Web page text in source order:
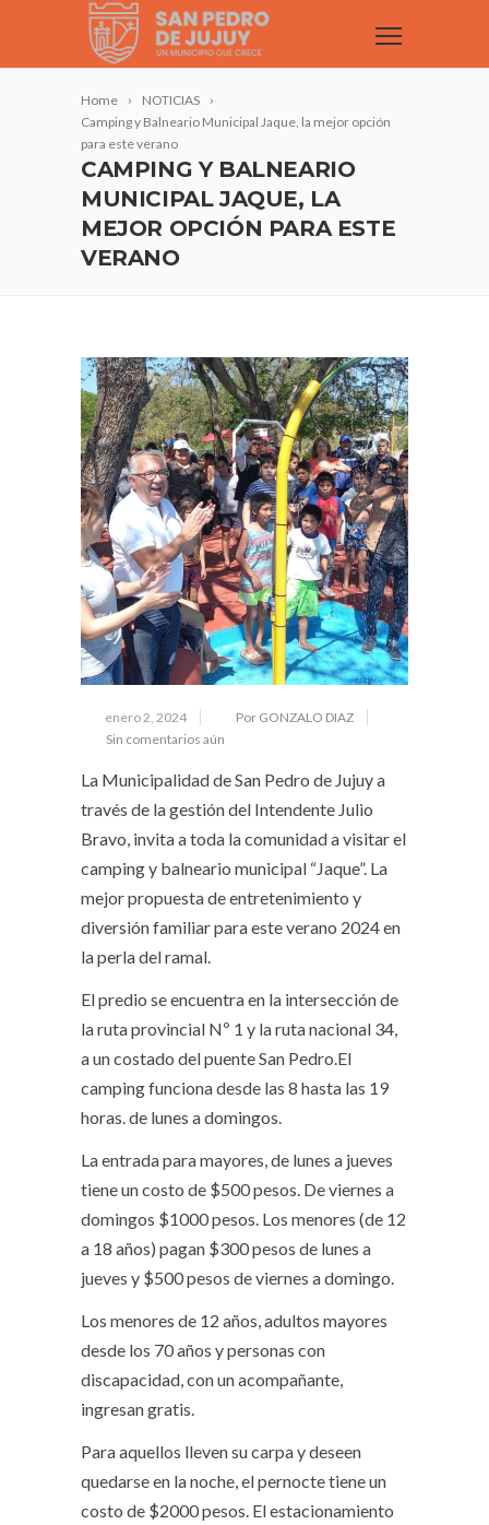
Home
NOTICIAS
Camping y Balneario Municipal Jaque, la mejor opción
para este verano
CAMPING Y BALNEARIO
MUNICIPAL JAQUE, LA
MEJOR OPCIÓN PARA ESTE
VERANO
enero 2, 2024
Por GONZALO DIAZ
Sin comentarios aún
La Municipalidad de San Pedro de Jujuy a
través de la gestión del Intendente Julio
Bravo, invita a toda la comunidad a visitar el
camping y balneario municipal “Jaque”. La
mejor propuesta de entretenimiento y
diversión familiar para este verano 2024 en
la perla del ramal.
El predio se encuentra en la intersección de
la ruta provincial Nº 1 y la ruta nacional 34,
a un costado del puente San Pedro.El
camping funciona desde las 8 hasta las 19
horas. de lunes a domingos.
La entrada para mayores, de lunes a jueves
tiene un costo de $500 pesos. De viernes a
domingos $1000 pesos. Los menores (de 12
a 18 años) pagan $300 pesos de lunes a
jueves y $500 pesos de viernes a domingo.
Los menores de 12 años, adultos mayores
desde los 70 años y personas con
discapacidad, con un acompañante,
ingresan gratis.
Para aquellos lleven su carpa y deseen
quedarse en la noche, el pernocte tiene un
costo de $2000 pesos. El estacionamiento